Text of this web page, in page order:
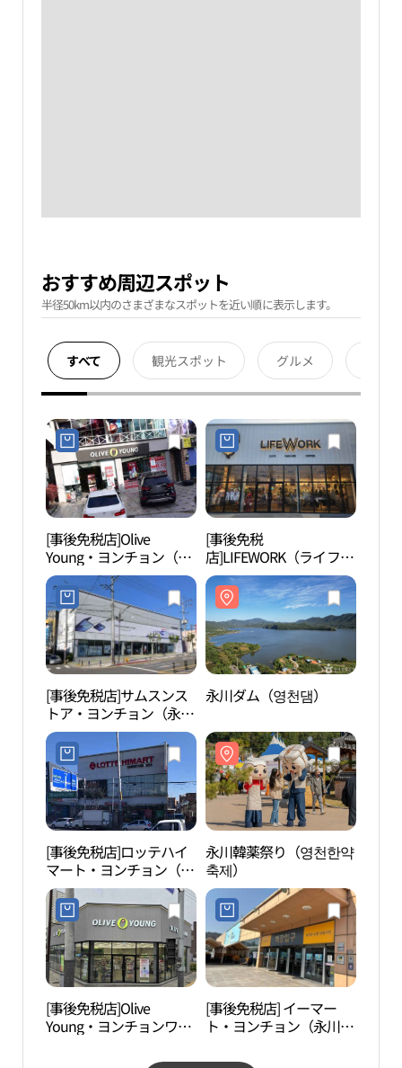
おすすめ周辺スポット
半径50km以内のさまざまなスポットを近い順に表示します。
すべて 観光スポット グルメ
[事後免税店]Olive
Young・ヨンチョン（永
川）市庁店(올리브영 영
천시청점)
[事後免税
店]LIFEWORK（ライフワ
ーク）・メガストアヨン
チョン（永川）店(라이
프워크 메가스토어 영천
점)
[事後免税店]サムスンス
トア・ヨンチョン（永
川）(삼성스토어 영천)
永川ダム（영천댐）
[事後免税店]ロッテハイ
マート・ヨンチョン（永
川）店(롯데하이마트 영
천점)
永川韓薬祭り（영천한약
축제）
[事後免税店]Olive
Young・ヨンチョンワン
리브영 영천완산점)
[事後免税店] イーマー
ト・ヨンチョン（永川）